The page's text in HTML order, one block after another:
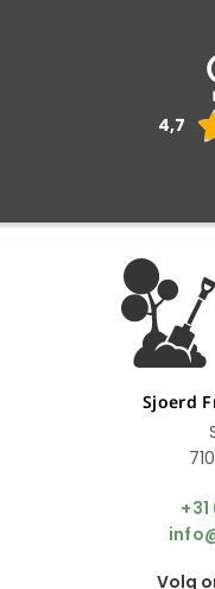
4,7
Sjoerd
Volg